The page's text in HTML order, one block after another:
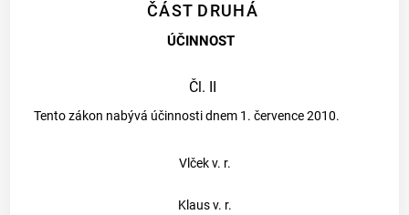
ČÁST DRUHÁ
ÚČINNOST
Čl. II
Tento zákon nabývá účinnosti dnem 1. července 2010.
Vlček v. r.
Klaus v. r.